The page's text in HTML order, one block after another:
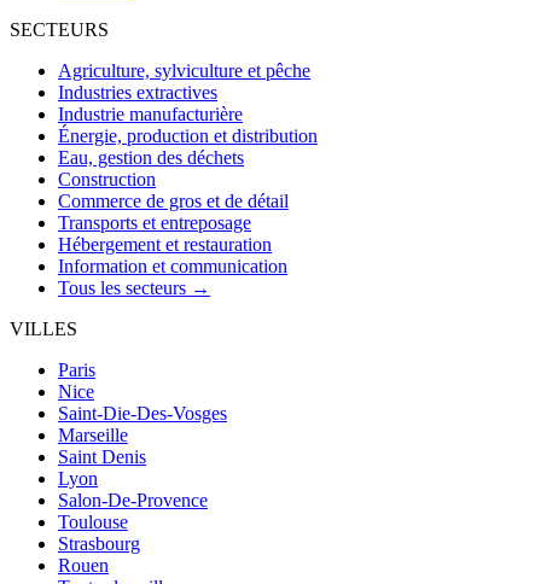
SECTEURS
Agriculture, sylviculture et pêche
Industries extractives
Industrie manufacturière
Énergie, production et distribution
Eau, gestion des déchets
Construction
Commerce de gros et de détail
Transports et entreposage
Hébergement et restauration
Information et communication
Tous les secteurs →
VILLES
Paris
Nice
Saint-Die-Des-Vosges
Marseille
Saint Denis
Lyon
Salon-De-Provence
Toulouse
Strasbourg
Rouen